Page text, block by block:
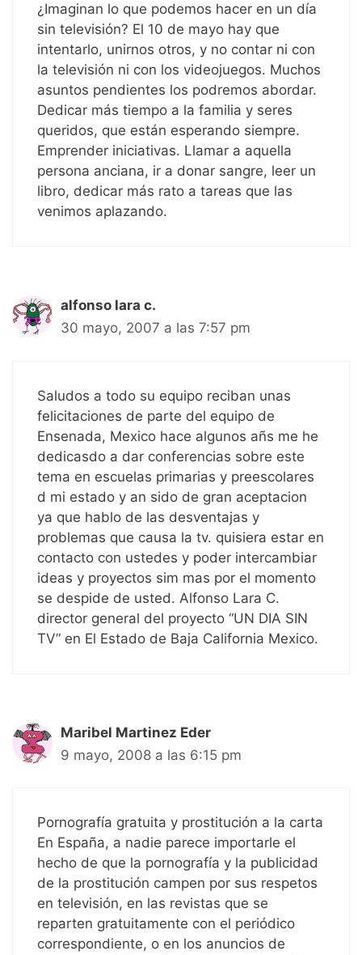
¿Imaginan lo que podemos hacer en un día
sin televisión? El 10 de mayo hay que
intentarlo, unirnos otros, y no contar ni con
la televisión ni con los videojuegos. Muchos
asuntos pendientes los podremos abordar.
Dedicar más tiempo a la familia y seres
queridos, que están esperando siempre.
Emprender iniciativas. Llamar a aquella
persona anciana, ir a donar sangre, leer un
libro, dedicar más rato a tareas que las
venimos aplazando.
alfonso lara c.
30 mayo, 2007 a las 7:57 pm
Saludos a todo su equipo reciban unas
felicitaciones de parte del equipo de
Ensenada, Mexico hace algunos añs me he
dedicasdo a dar conferencias sobre este
tema en escuelas primarias y preescolares
d mi estado y an sido de gran aceptacion
ya que hablo de las desventajas y
problemas que causa la tv. quisiera estar en
contacto con ustedes y poder intercambiar
ideas y proyectos sim mas por el momento
se despide de usted. Alfonso Lara C.
director general del proyecto “UN DIA SIN
TV” en El Estado de Baja California Mexico.
Maribel Martinez Eder
9 mayo, 2008 a las 6:15 pm
Pornografía gratuita y prostitución a la carta
En España, a nadie parece importarle el
hecho de que la pornografía y la publicidad
de la prostitución campen por sus respetos
en televisión, en las revistas que se
reparten gratuitamente con el periódico
correspondiente, o en los anuncios de